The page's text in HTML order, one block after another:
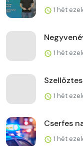
1 hét
1 hét
1 hét
Cserfes
1 hét